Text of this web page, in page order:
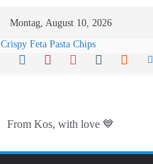
Montag, August 10, 2026
Crispy Feta Pasta Chips
Vanillecreme-Kühlschrankkuchen ohne
From Kos, with love 💙